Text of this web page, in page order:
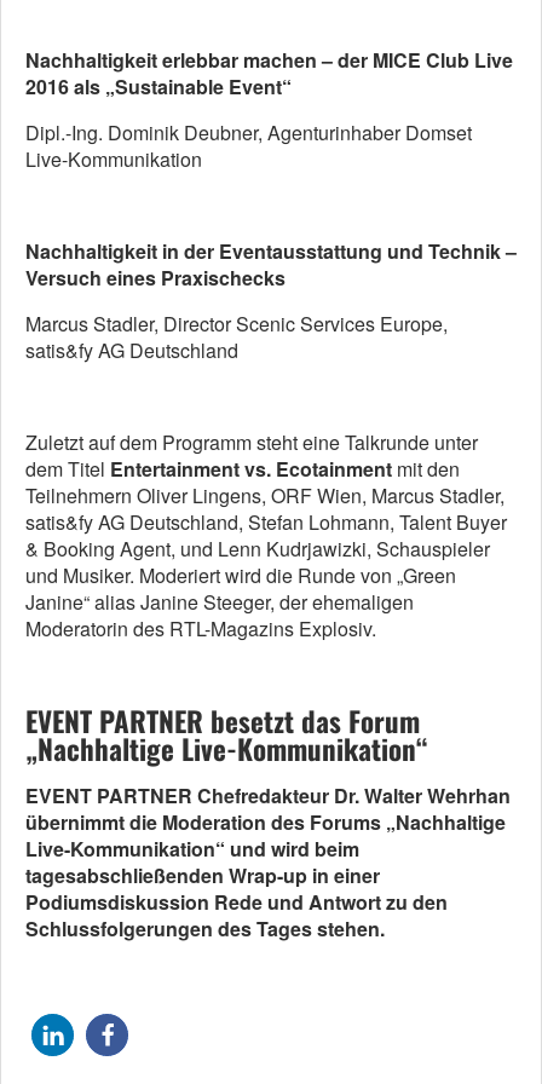
Nachhaltigkeit erlebbar machen – der MICE Club Live
2016 als „Sustainable Event“
Dipl.-Ing. Dominik Deubner, Agenturinhaber Domset
Live-Kommunikation
Nachhaltigkeit in der Eventausstattung und Technik –
Versuch eines Praxischecks
Marcus Stadler, Director Scenic Services Europe,
satis&fy AG Deutschland
Zuletzt auf dem Programm steht eine Talkrunde unter
dem Titel Entertainment vs. Ecotainment mit den
Teilnehmern Oliver Lingens, ORF Wien, Marcus Stadler,
satis&fy AG Deutschland, Stefan Lohmann, Talent Buyer
& Booking Agent, und Lenn Kudrjawizki, Schauspieler
und Musiker. Moderiert wird die Runde von „Green
Janine“ alias Janine Steeger, der ehemaligen
Moderatorin des RTL-Magazins Explosiv.
EVENT PARTNER besetzt das Forum
„Nachhaltige Live-Kommunikation“
EVENT PARTNER Chefredakteur Dr. Walter Wehrhan
übernimmt die Moderation des Forums „Nachhaltige
Live-Kommunikation“ und wird beim
tagesabschließenden Wrap-up in einer
Podiumsdiskussion Rede und Antwort zu den
Schlussfolgerungen des Tages stehen.